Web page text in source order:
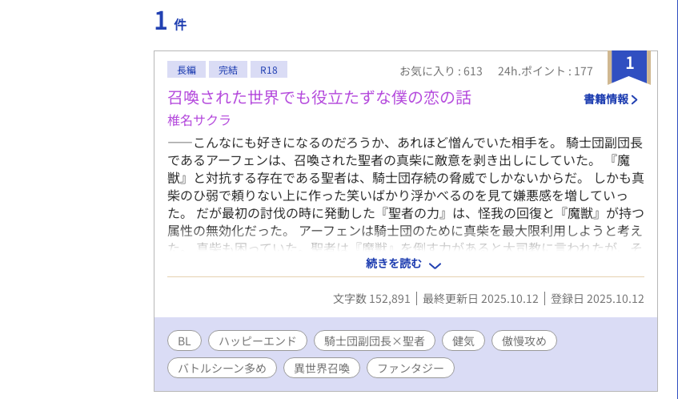
1 件
1
長編 完結 R18 お気に入り : 613 24h.ポイント : 177
召喚された世界でも役立たずな僕の恋の話
椎名サクラ
書籍情報
――こんなにも好きになるのだろうか、あれほど憎んでいた相手を。 騎士団副団長
であるアーフェンは、召喚された聖者の真柴に敵意を剥き出しにしていた。 『魔
獣』と対抗する存在である聖者は、騎士団存続の脅威でしかないからだ。 しかも真
柴のひ弱で頼りない上に作った笑いばかり浮かべるのを見て嫌悪感を増していっ
た。 だが最初の討伐の時に発動した『聖者の力』は、怪我の回復と『魔獣』が持つ
属性の無効化だった。 アーフェンは騎士団のために真柴を最大限利用しようと考え
た。 真柴も困っていた。聖者は『魔獣』を倒す力があると大司教に言われたが、そ
んな力なんて自分にあると思えない。 またかつてのように失敗しては人々から罵声
を浴びるのではないかと。 日本に大勢いるサラリーマンの一人でしかなかった真柴
に、恐ろしい魔獣を倒す力があるはずもないのに、期待が一身に寄せられ戸惑うし
かなかった。 しかも度重なる討伐に身体は重くなり、記憶が曖昧になるくらい眠く
なっては起き上がれなくなっていく。 どんなに食べても身体は痩せ細りと、ままな
らない状況となる。 自分が聖者の力を使っているのを知らないまま、真柴は衰弱し
ようとしていた。 その頃アーフェンは知るのだ、聖者の力は命と引き換えに出され
るのだと。 そうなって初めて、自分がどれほどひどいことを真柴にしたかを思い知
続きを読む
文字数 152,891 最終更新日 2025.10.12 登録日 2025.10.12
BL ハッピーエンド 騎士団副団長×聖者 健気
傲慢攻め
バトルシーン多め
異世界召喚 ファンタジー